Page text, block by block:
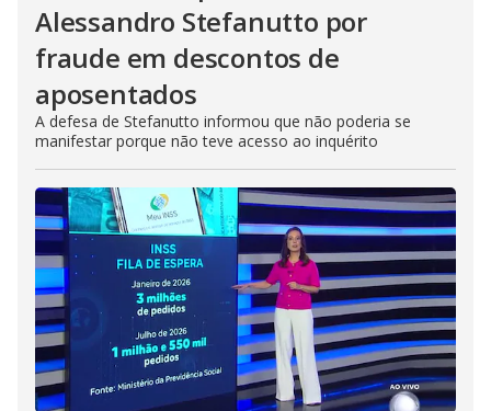
Alessandro Stefanutto por
fraude em descontos de
aposentados
A defesa de Stefanutto informou que não poderia se
manifestar porque não teve acesso ao inquérito